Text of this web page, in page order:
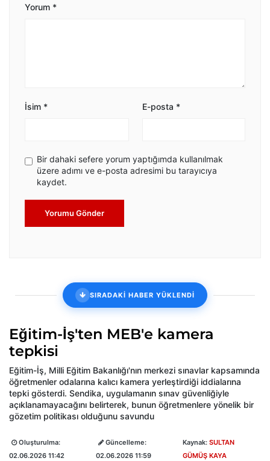
Yorum *
İsim * E-posta *
Bir dahaki sefere yorum yaptığımda kullanılmak
üzere adımı ve e-posta adresimi bu tarayıcıya
kaydet.
Yorumu Gönder
SIRADAKİ HABER YÜKLENDİ
Eğitim-İş'ten MEB'e kamera
tepkisi
Eğitim-İş, Milli Eğitim Bakanlığı'nın merkezi sınavlar kapsamında
öğretmenler odalarına kalıcı kamera yerleştirdiği iddialarına
tepki gösterdi. Sendika, uygulamanın sınav güvenliğiyle
açıklanamayacağını belirterek, bunun öğretmenlere yönelik bir
gözetim politikası olduğunu savundu
Oluşturulma:
02.06.2026 11:42
Güncelleme:
02.06.2026 11:59
Kaynak:SULTAN
GÜMÜŞ KAYA